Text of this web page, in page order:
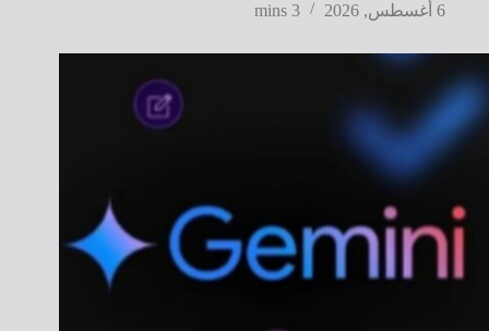
6 أغسطس, 2026
3 mins